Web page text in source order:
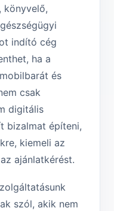
könyvelő,
indító cég
ha a
és
csak
digitális
bizalmat építeni,
kiemeli az
ajánlatkérést.
szól, akik nem